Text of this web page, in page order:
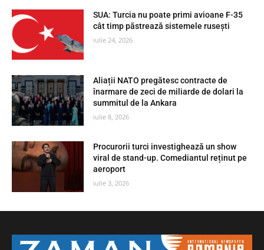
SUA: Turcia nu poate primi avioane F-35
cât timp păstrează sistemele rusești
iulie 24, 2026
Aliații NATO pregătesc contracte de
înarmare de zeci de miliarde de dolari la
summitul de la Ankara
iulie 8, 2026
Procurorii turci investighează un show
viral de stand-up. Comediantul reținut pe
aeroport
iulie 3, 2026